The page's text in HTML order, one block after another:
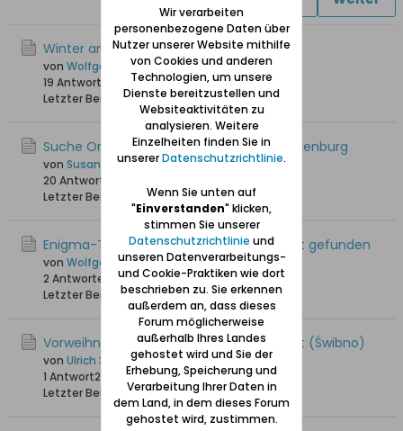
Winter an der Weichsel
von Wolfgang
19 Antworten
32.114 Hits0 Likes
Letzter Beitrag12.01.2026, 11:29
Suche Orte in Schiewenhorst und Schnakenburg
von Susanna
20 Antworten
Letzter Beitrag
10.01.2026, 11:33
Enigma-Teile im Wald von Schiewenhorst gefunden
von Wolfgang
2 Antworten
3.193 Hits0 Likes
Letzter Beitrag14.12.2024, 22:36
Vorweihnachtszeit 2024 in Schiewenhorst (Świbno)
von Ulrich 31
1 Antwort2.221 Hits0 Likes
Letzter Beitrag
09.12.2024, 17:59
Wir verarbeiten
personenbezogene Daten über
Nutzer unserer Website mithilfe
von Cookies und anderen
Technologien, um unsere
Dienste bereitzustellen und
Websiteaktivitäten zu
analysieren. Weitere
Einzelheiten finden Sie in
unsererDatenschutzrichtlinie.
Wenn Sie unten auf
"Einverstanden" klicken,
stimmen Sie unserer
Datenschutzrichtlinie und
unseren Datenverarbeitungs-
und Cookie-Praktiken wie dort
beschrieben zu. Sie erkennen
außerdem an, dass dieses
Forum möglicherweise
außerhalb Ihres Landes
gehostet wird und Sie der
Erhebung, Speicherung und
Verarbeitung Ihrer Daten in
dem Land, in dem dieses Forum
gehostet wird, zustimmen.